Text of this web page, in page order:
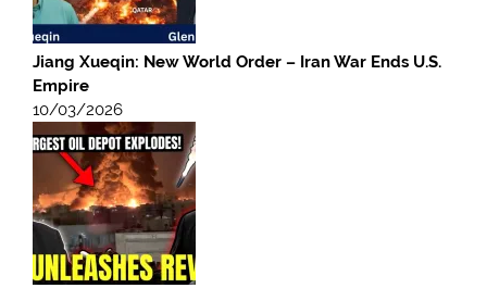
Jiang Xueqin: New World Order – Iran War Ends U.S.
Empire
10/03/2026